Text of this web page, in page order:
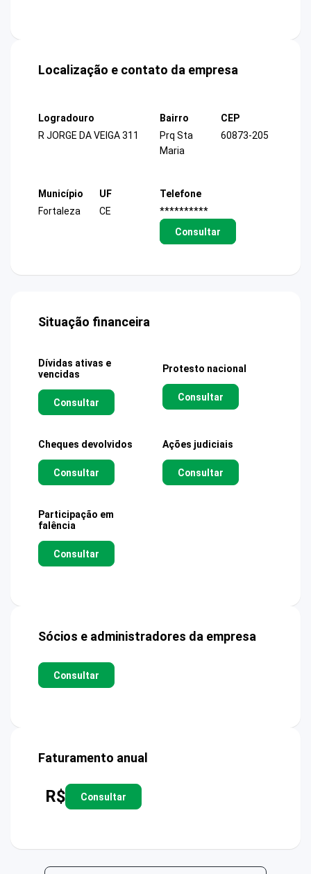
Localização e contato da empresa
Logradouro
R JORGE DA VEIGA 311
Bairro
Prq Sta
Maria
CEP
60873-205
Município
Fortaleza
UF
CE
Telefone
**********
Consultar
Situação financeira
Dívidas ativas e
vencidas
Consultar
Protesto nacional
Consultar
Cheques devolvidos
Consultar
Ações judiciais
Consultar
Participação em
falência
Consultar
Sócios e administradores da empresa
Consultar
Faturamento anual
R$ Consultar